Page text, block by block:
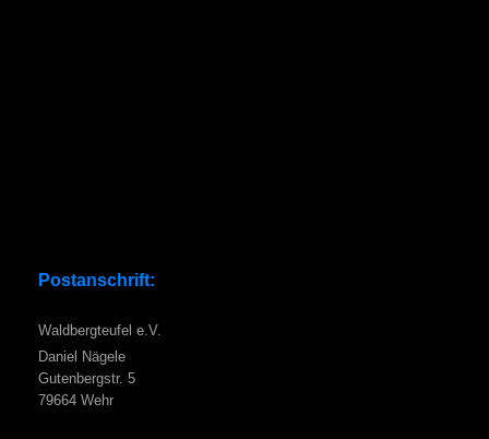
Postanschrift:
Waldbergteufel e.V.
Daniel Nägele
Gutenbergstr. 5
79664 Wehr